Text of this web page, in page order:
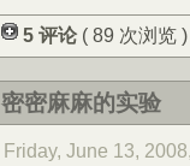
5 评论 ( 89 次浏览
密密麻麻的实验
Friday, June 13,